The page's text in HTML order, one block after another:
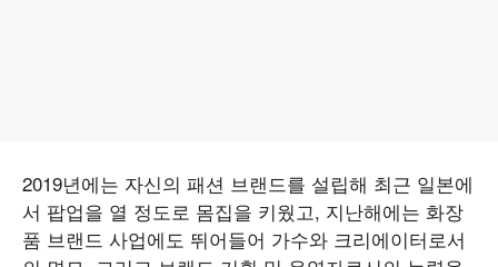
2019년에는 자신의 패션 브랜드를 설립해 최근 일본에
서 팝업을 열 정도로 몸집을 키웠고, 지난해에는 화장
품 브랜드 사업에도 뛰어들어 가수와 크리에이터로서